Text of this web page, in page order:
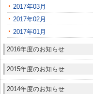
2017年03月
2017年02月
2017年01月
2016年度のお知らせ
2015年度のお知らせ
2014年度のお知らせ